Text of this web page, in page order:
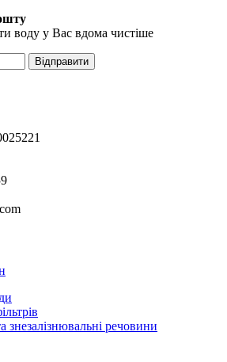
воду у Вас вдома чистіше
Відправити
знезалізнювальні речовини